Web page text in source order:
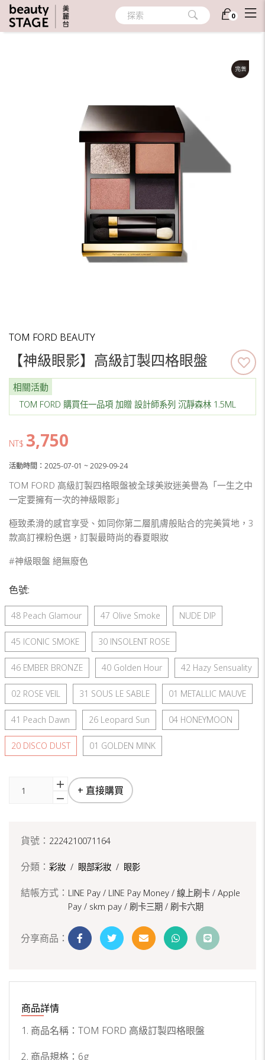
探索 0
首頁/ 彩妝 / 眼影
TOM FORD BEAUTY
【神級眼影】高級訂製四格眼盤
相關活動
TOM FORD 購買任一品項 加贈 設計師系列 沉靜森林 1.5ML
NT$ 3,750
活動時間：2025-07-01 ~ 2029-09-24
TOM FORD 高級訂製四格眼盤被全球美妝迷美譽為「一生之中
一定要擁有一次的神級眼影」
極致柔滑的感官享受、如同你第二層肌膚般貼合的完美質地，3
款高訂裸粉色選，訂製最時尚的春夏眼妝
#神級眼盤 絕無廢色
色號:
48 Peach Glamour 47 Olive Smoke NUDE DIP
45 ICONIC SMOKE 30 INSOLENT ROSE
46 EMBER BRONZE 40 Golden Hour 42 Hazy Sensuality
02 ROSE VEIL 31 SOUS LE SABLE 01 METALLIC MAUVE
41 Peach Dawn 26 Leopard Sun 04 HONEYMOON
20 DISCO DUST 01 GOLDEN MINK
+ 直接購買
貨號： 2224210071164
分類： 彩妝 / 眼部彩妝 / 眼影
結帳方式： LINE Pay / LINE Pay Money / 線上刷卡 / Apple
Pay / skm pay / 刷卡三期 / 刷卡六期
分享商品：
商品詳情
1. 商品名稱：TOM FORD 高級訂製四格眼盤
2. 商品規格：6g